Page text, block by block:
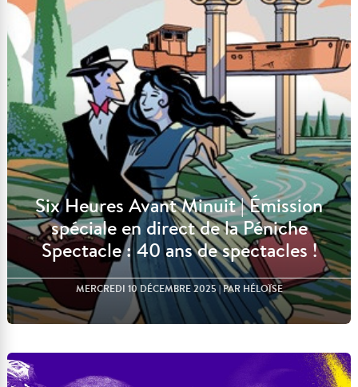
Six Heures Avant Minuit | Émission
spéciale en direct de la Péniche
Spectacle : 40 ans de spectacles !
MERCREDI 10 DÉCEMBRE 2025| PAR HÉLOÏSE